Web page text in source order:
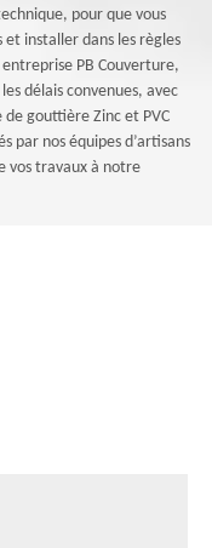
pour que vous
et installer dans les règles
PB Couverture,
délais convenues, avec
gouttière Zinc et PVC
par nos équipes d’artisans
vos travaux à notre